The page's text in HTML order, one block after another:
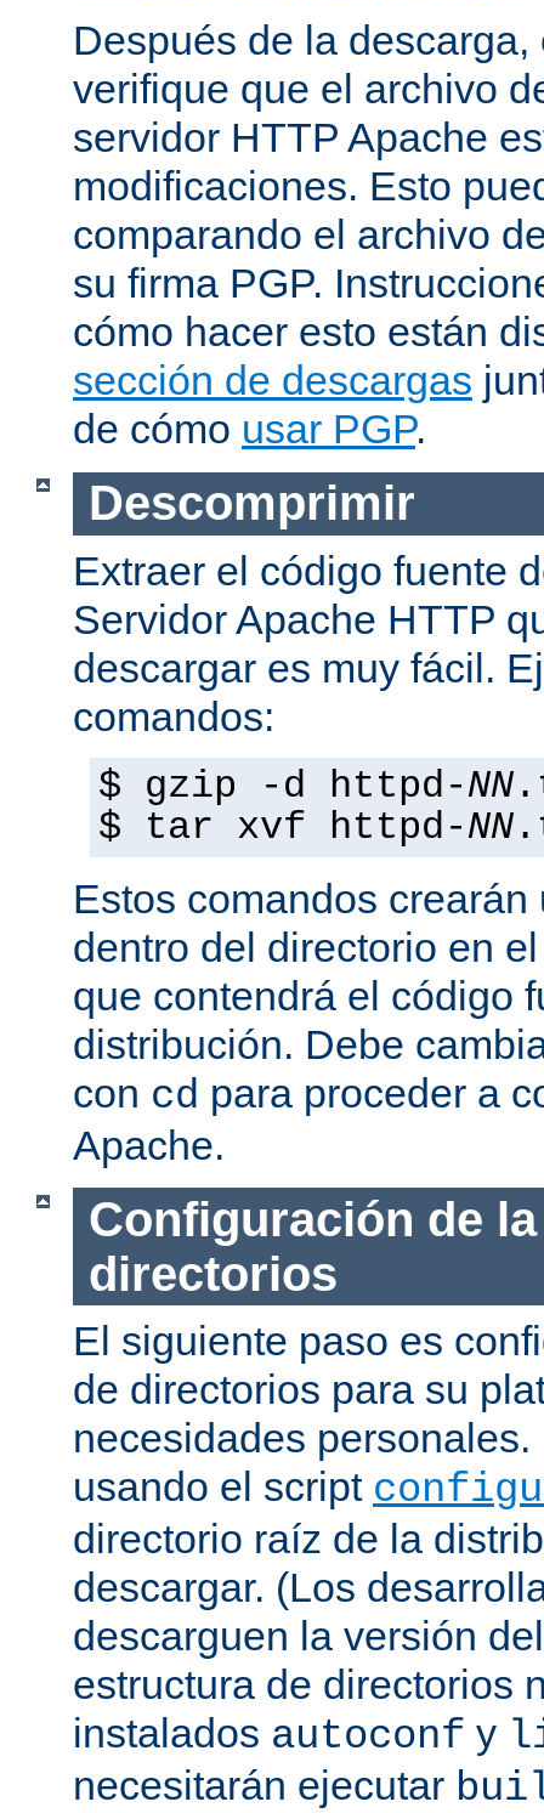
Después de la
verifique que el archivo
servidor HTTP Apache
modificaciones. Esto
comparando el archivo
su firma PGP.
cómo hacer esto están
sección de descargas
de cómo usar PGP.
Descomprimir
Extraer el código fuente
Servidor Apache HTTP
descargar es muy fácil.
comandos:
$ gzip -d httpd-NN
$ tar xvf httpd-NN
Estos comandos
dentro del directorio en
que contendrá el código
distribución. Debe
con cd para proceder a
Apache.
Configuración de
directorios
El siguiente paso es
de directorios para su
necesidades
usando el script
directorio raíz de la
descargar. (Los
descarguen la versión
estructura de directorios
instalados autoconf y
necesitarán ejecutar